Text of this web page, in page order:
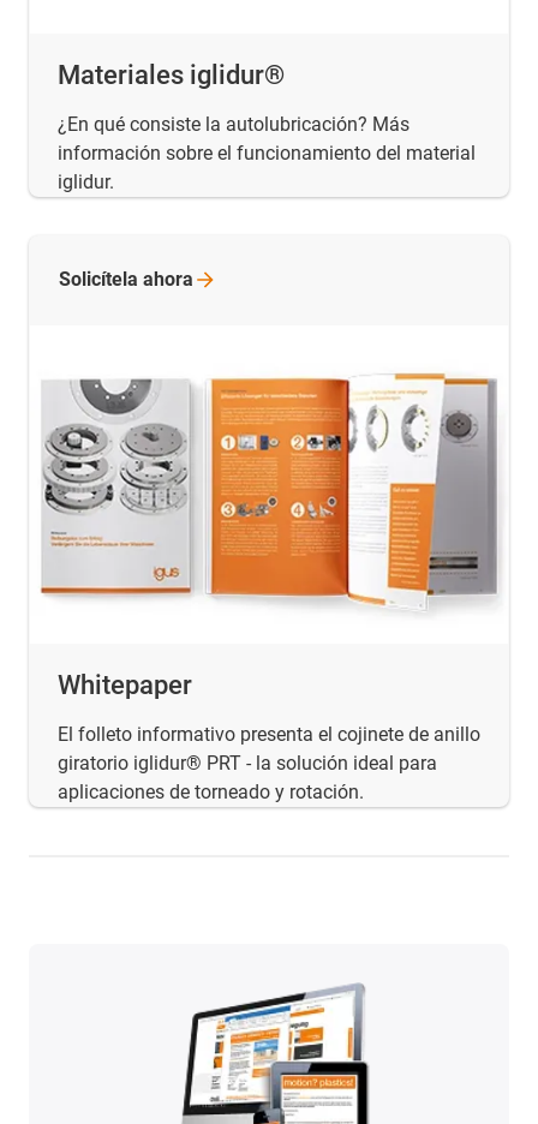
Materiales iglidur®
¿En qué consiste la autolubricación? Más
información sobre el funcionamiento del material
iglidur.
Whitepaper
El folleto informativo presenta el cojinete de anillo
giratorio iglidur® PRT - la solución ideal para
aplicaciones de torneado y rotación.
Solicítela ahora